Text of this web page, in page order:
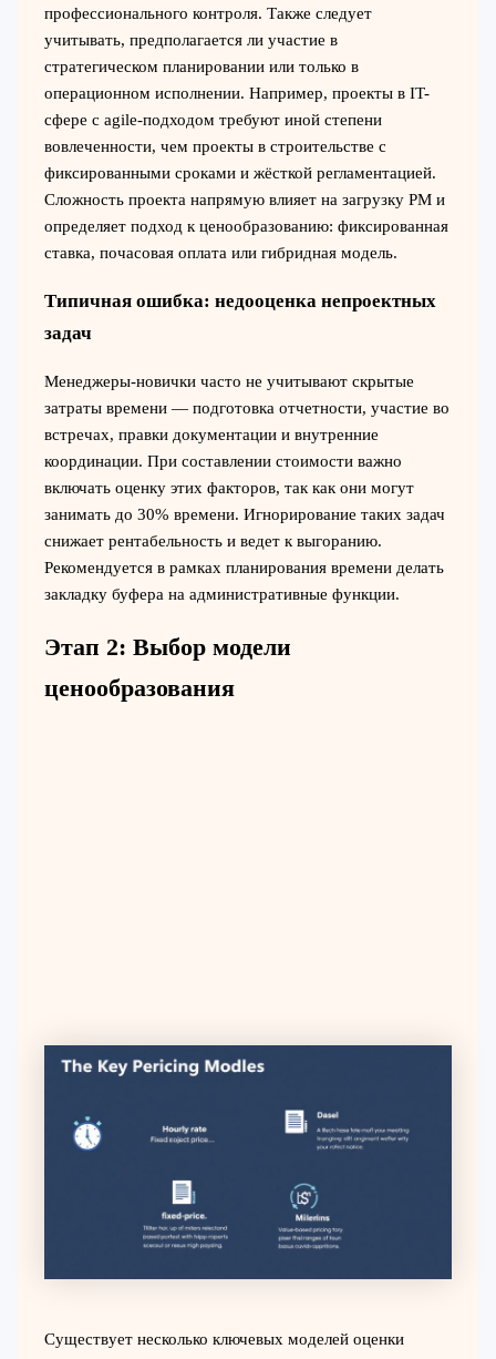
профессионального контроля. Также следует
учитывать, предполагается ли участие в
стратегическом планировании или только в
операционном исполнении. Например, проекты в IT-
сфере с agile-подходом требуют иной степени
вовлеченности, чем проекты в строительстве с
фиксированными сроками и жёсткой регламентацией.
Сложность проекта напрямую влияет на загрузку PM и
определяет подход к ценообразованию: фиксированная
ставка, почасовая оплата или гибридная модель.
Типичная ошибка: недооценка непроектных
задач
Менеджеры-новички часто не учитывают скрытые
затраты времени — подготовка отчетности, участие во
встречах, правки документации и внутренние
координации. При составлении стоимости важно
включать оценку этих факторов, так как они могут
занимать до 30% времени. Игнорирование таких задач
снижает рентабельность и ведет к выгоранию.
Рекомендуется в рамках планирования времени делать
закладку буфера на административные функции.
Этап 2: Выбор модели
ценообразования
Существует несколько ключевых моделей оценки